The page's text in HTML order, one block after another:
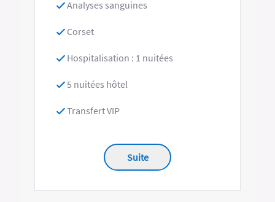
Analyses sanguines
Corset
Hospitalisation : 1 nuitées
5 nuitées hôtel
Transfert VIP
Suite